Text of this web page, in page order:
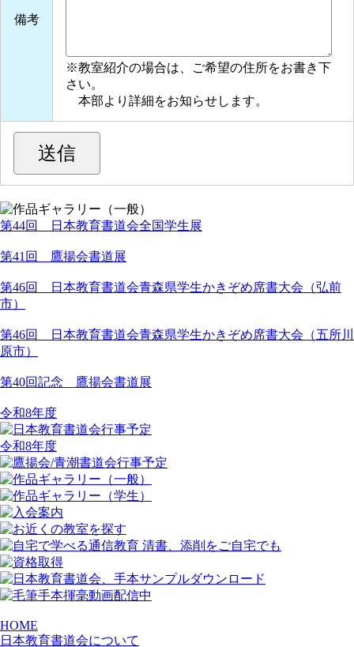
備考
※教室紹介の場合は、ご希望の住所をお書き下
さい。
本部より詳細をお知らせします。
第44回 日本教育書道会全国学生展
第41回 鷹揚会書道展
第46回 日本教育書道会青森県学生かきぞめ席書大会（弘前
市）
第46回 日本教育書道会青森県学生かきぞめ席書大会（五所川
原市）
第40回記念 鷹揚会書道展
令和8年度
令和8年度
HOME
日本教育書道会について